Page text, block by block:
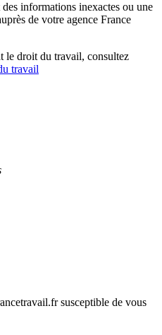
informations inexactes ou une
de votre agence France
le droit du travail, consultez
travail
susceptible de vous